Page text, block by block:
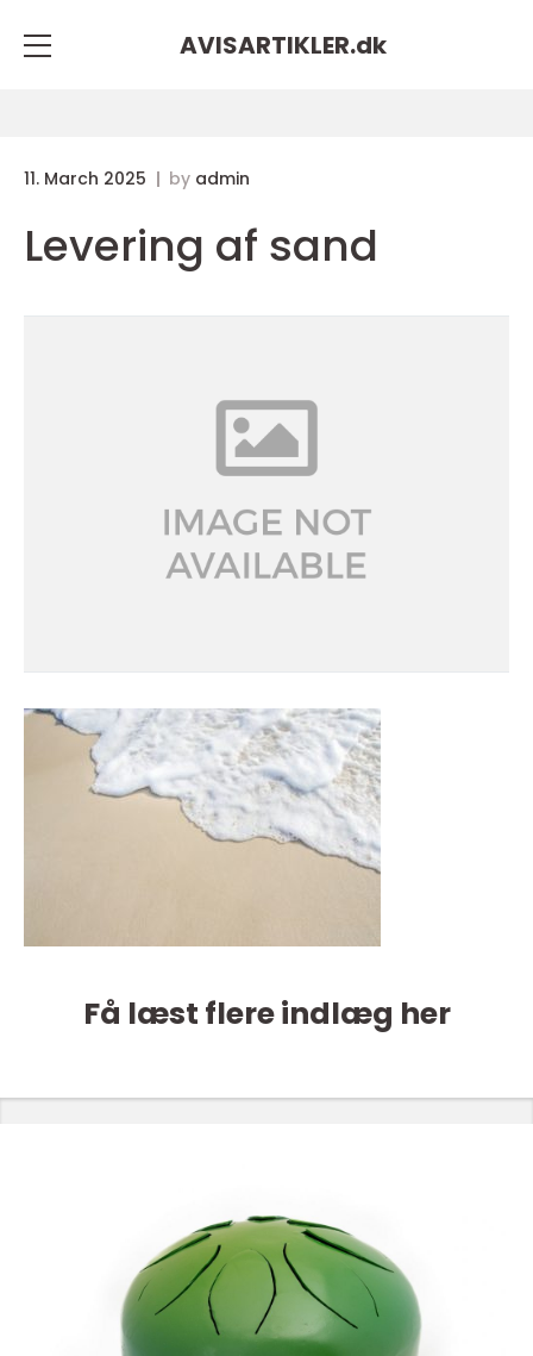
AVISARTIKLER.dk
11. March 2025 by admin
Levering af sand
Få læst flere indlæg her